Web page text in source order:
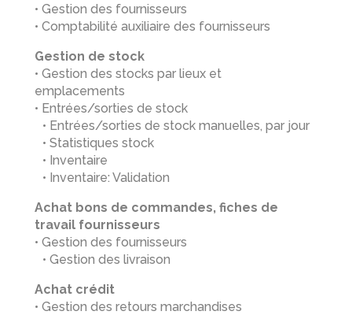
• Gestion des fournisseurs
• Comptabilité auxiliaire des fournisseurs
Gestion de stock
• Gestion des stocks par lieux et
emplacements
• Entrées/sorties de stock
• Entrées/sorties de stock manuelles, par jour
• Statistiques stock
• Inventaire
• Inventaire: Validation
Achat bons de commandes, fiches de
travail fournisseurs
• Gestion des fournisseurs
• Gestion des livraison
Achat crédit
• Gestion des retours marchandises